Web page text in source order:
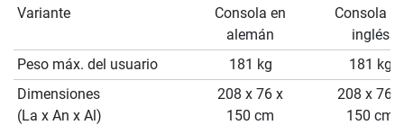
Variante
Consola en
alemán
Consola
inglés
Peso máx. del usuario
181 kg
181 kg
Dimensiones
(La x An x Al)
208 x 76 x
150 cm
208 x 76 x
150 cm